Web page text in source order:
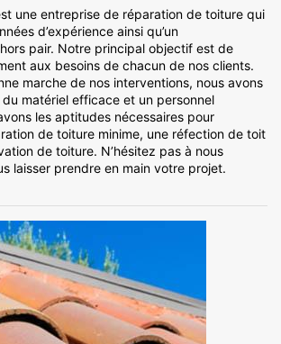
une entreprise de réparation de toiture qui
d’expérience ainsi qu’un
pair. Notre principal objectif est de
aux besoins de chacun de nos clients.
marche de nos interventions, nous avons
matériel efficace et un personnel
les aptitudes nécessaires pour
de toiture minime, une réfection de toit
de toiture. N’hésitez pas à nous
laisser prendre en main votre projet.